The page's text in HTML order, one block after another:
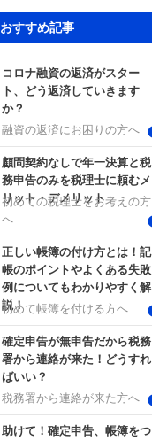
おすすめ記事
コロナ融資の返済がスター
ト、どう返済していきます
か？
融資の返済にお困りの方へ
顧問契約なしで年一決算と税
務申告のみを税理士に頼むメ
リット・デメリット
初めての税理士をお考えの方
へ
正しい帳簿の付け方とは！記
帳のポイントやよくある失敗
例についてもわかりやすく解
説！
初めて帳簿を付ける方へ
確定申告が無申告だから税務
署から連絡が来た！どうすれ
ばいい？
税務署から連絡が来た方へ
助けて！確定申告、帳簿をつ